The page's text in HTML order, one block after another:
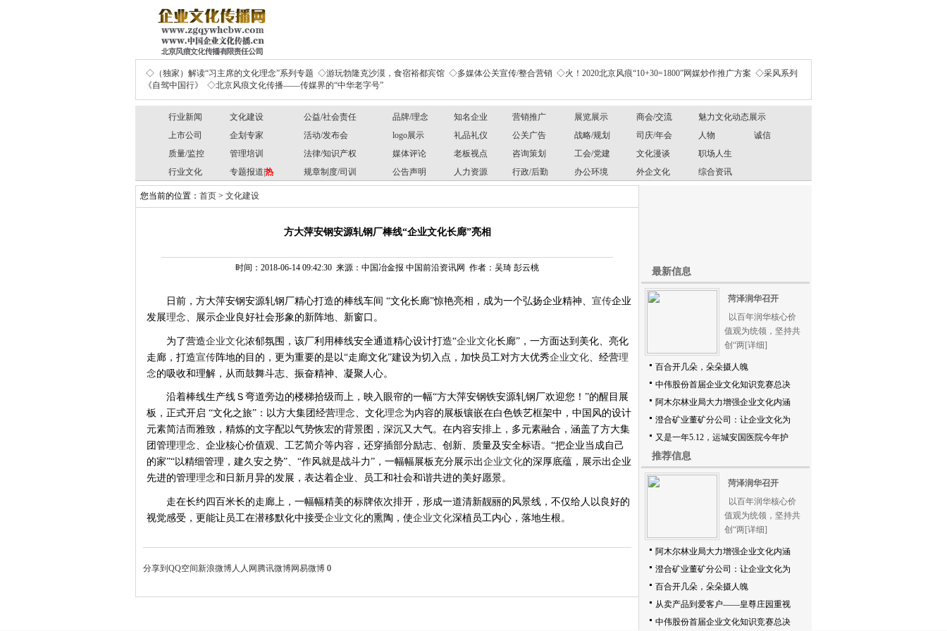
◇（独家）解读“习主席的文化理念”系列专题 ◇游玩勃隆克沙漠，食宿裕都宾馆 ◇多媒体公关宣传/整合营销 ◇火！2020北京风痕“10+30=1800”网媒炒作推广方案 ◇采风系列
《自驾中国行》
◇北京风痕文化传播——传媒界的“中华老字号”
行业新闻 文化建设 公益/社会责任 品牌/理念 知名企业 营销推广 展览展示 商会/交流
魅力文化动态展示
上市公司
企划专家 活动/发布会 logo展示 礼品礼仪 公关广告 战略/规划 司庆/年会 人物
诚信
质量/监控
管理培训 法律/知识产权 媒体评论 老板视点 咨询策划 工会/党建 文化漫谈
职场人生
行业文化
专题报道| 热 规章制度/司训 公告声明 人力资源 行政/后勤 办公环境 外企文化 综合资讯
您当前的位置： 首页 > 文化建设
方大萍安钢安源轧钢厂棒线“企业文化长廊”亮相
时间：2018-06-14 09:42:30 来源：中国冶金报 中国前沿资讯网 作者：吴琦 彭云桃
日前，方大萍安钢安源轧钢厂精心打造的棒线车间 “文化长廊”惊艳亮相，成为一个弘扬企业精神、 宣传企业
发展理念、展示企业良好社会形象的新阵地、新窗口。
为了营造企业文化浓郁氛围，该厂利用棒线安全通道精心设计打造“企业文化长廊”，一方面达到美化、亮化
走廊，打造宣传阵地的目的，更为重要的是以“走廊文化”建设为切入点，加快员工对方大优秀企业文化 、经营理
念的吸收和理解，从而鼓舞斗志、振奋精神、凝聚人心。
沿着棒线生产线Ｓ弯道旁边的楼梯拾级而上，映入眼帘的一幅“方大萍安钢铁安源轧钢厂欢迎您！”的醒目展
板，正式开启 “文化之旅”：以方大集团经营理念、文化理念为内容的展板镶嵌在白色铁艺框架中，中国风的设计
元素简洁而雅致，精炼的文字配以气势恢宏的背景图，深沉又大气。在内容安排上，多元素融合，涵盖了方大集
团管理理念、企业核心价值观、工艺简介等内容，还穿插部分励志、创新、质量及安全标语。“把企业当成自己
的家”“以精细管理，建久安之势”、“作风就是战斗力”，一幅幅展板充分展示出企业文化的深厚底蕴，展示出企业
先进的管理理念和日新月异的发展，表达着企业、员工和社会和谐共进的美好愿景。
走在长约四百米长的走廊上，一幅幅精美的标牌依次排开，形成一道清新靓丽的风景线，不仅给人以良好的
视觉感受，更能让员工在潜移默化中接受企业文化的熏陶，使企业文化深植员工内心，落地生根。
分享到 QQ空间新浪微博人人网 腾讯微博网易微博 0
最新信息
菏泽润华召开
以百年润华核心价
值观为统领，坚持共
创“两[详细]
百合开几朵，朵朵摄人魄
中伟股份首届企业文化知识竞赛总决
阿木尔林业局大力增强企业文化内涵
澄合矿业董矿分公司：让企业文化为
又是一年5.12，运城安国医院今年护
推荐信息
菏泽润华召开
以百年润华核心价
值观为统领，坚持共
创“两[详细]
阿木尔林业局大力增强企业文化内涵
澄合矿业董矿分公司：让企业文化为
百合开几朵，朵朵摄人魄
从卖产品到爱客户——皇尊庄园重视
中伟股份首届企业文化知识竞赛总决